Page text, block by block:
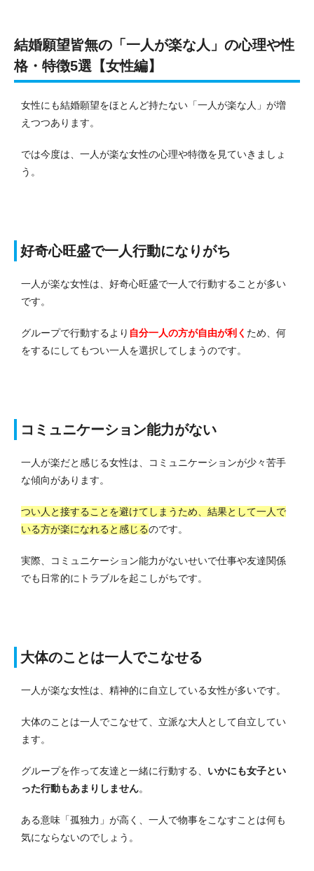
結婚願望皆無の「一人が楽な人」の心理や性
格・特徴5選【女性編】
女性にも結婚願望をほとんど持たない「一人が楽な人」が増
えつつあります。
では今度は、一人が楽な女性の心理や特徴を見ていきましょ
う。
好奇心旺盛で一人行動になりがち
一人が楽な女性は、好奇心旺盛で一人で行動することが多い
です。
グループで行動するより 自分一人の方が自由が利く ため、何
をするにしてもつい一人を選択してしまうのです。
コミュニケーション能力がない
一人が楽だと感じる女性は、コミュニケーションが少々苦手
な傾向があります。
つい人と接することを避けてしまうため、結果として一人で
いる方が楽になれると感じるのです。
実際、コミュニケーション能力がないせいで仕事や友達関係
でも日常的にトラブルを起こしがちです。
大体のことは一人でこなせる
一人が楽な女性は、精神的に自立している女性が多いです。
大体のことは一人でこなせて、立派な大人として自立してい
ます。
グループを作って友達と一緒に行動する、 いかにも女子とい
った行動もあまりしません。
ある意味「孤独力」が高く、一人で物事をこなすことは何も
気にならないのでしょう。